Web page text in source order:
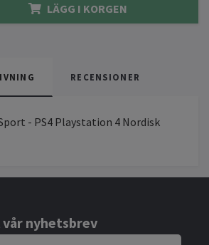
LÄGG I KORGEN
RECENSIONER
- PS4 Playstation 4 Nordisk
nyhetsbrev